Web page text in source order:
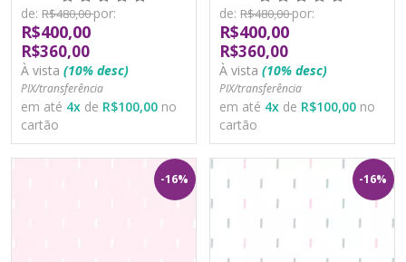
de: R$480,00por:
R$400,00
R$360,00
À vista (10% desc)
PIX/transferência
em até 4x de R$100,00 no
cartão
de: R$480,00por:
R$400,00
R$360,00
À vista (10% desc)
PIX/transferência
em até 4x de R$100,00 no
cartão
-16% -16%